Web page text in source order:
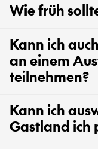
Wie früh
Kann ich
an einem
teilnehmen?
Kann ich
Gastland ich